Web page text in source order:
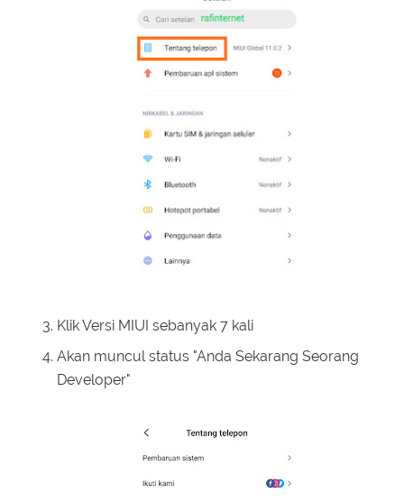
Klik Versi MIUI sebanyak 7 kali
Akan muncul status "Anda Sekarang Seorang
Developer"